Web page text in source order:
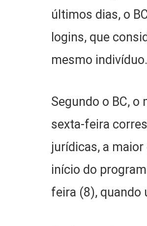
últimos dias, o
logins, que
mesmo indivíduo.
Segundo o BC,
sexta-feira
jurídicas, a
início do
feira (8), quando